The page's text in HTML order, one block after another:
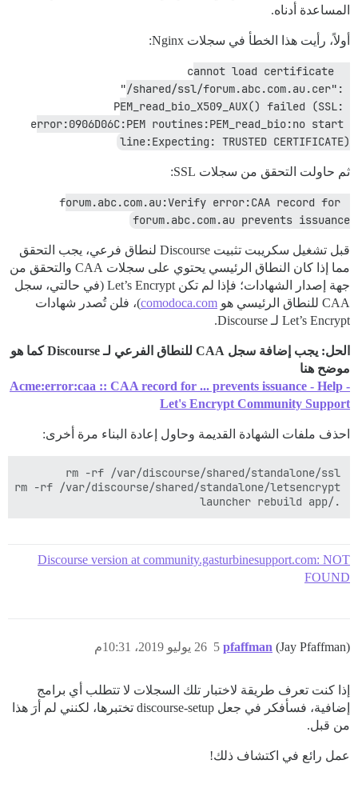
المساعدة أدناه.
أولاً، رأيت هذا الخطأ في سجلات Nginx:
cannot load certificate
"/shared/ssl/forum.abc.com.au.cer":
PEM_read_bio_X509_AUX() failed (SSL:
error:0906D06C:PEM routines:PEM_read_bio:no start
line:Expecting: TRUSTED CERTIFICATE)
ثم حاولت التحقق من سجلات SSL:
forum.abc.com.au:Verify error:CAA record for
forum.abc.com.au prevents issuance
قبل تشغيل سكريبت تثبيت Discourse لنطاق فرعي، يجب التحقق
مما إذا كان النطاق الرئيسي يحتوي على سجلات CAA والتحقق من
جهة إصدار الشهادات؛ فإذا لم تكن Let’s Encrypt (في حالتي، سجل
CAA للنطاق الرئيسي هو
comodoca.com)، فلن تُصدر شهادات
Let’s Encrypt لـ Discourse.
الحل: يجب إضافة سجل CAA للنطاق الفرعي لـ Discourse كما هو
موضح هنا
Acme:error:caa :: CAA record for ... prevents issuance - Help -
Let's Encrypt Community Support
احذف ملفات الشهادة القديمة وحاول إعادة البناء مرة أخرى:
./launcher rebuild app
Discourse version at community.gasturbinesupport.com: NOT
FOUND
pfaffman (Jay Pfaffman) 26 يوليو 2019، 10:31م 5
إذا كنت تعرف طريقة لاختبار تلك السجلات لا تتطلب أي برامج
إضافية، فسأفكر في جعل discourse-setup تختبرها، لكنني لم أرَ هذا
من قبل.
عمل رائع في اكتشاف ذلك!